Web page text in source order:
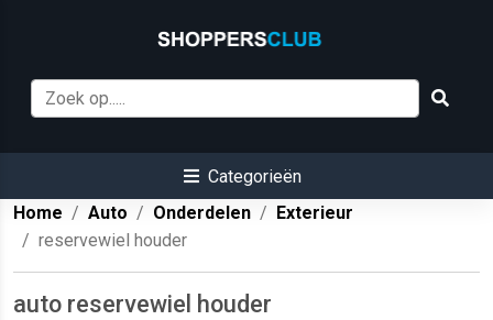
Categorieën
Home
Auto Onderdelen
Exterieur
reservewiel houder
auto reservewiel houder